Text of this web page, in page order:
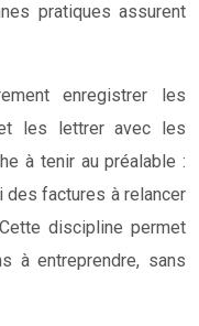
pratiques assurent
enregistrer les
les lettrer avec les
à tenir au préalable :
des factures à relancer
discipline permet
à entreprendre, sans